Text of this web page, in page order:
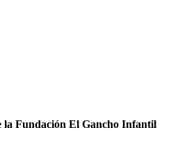
la Fundación El Gancho Infantil